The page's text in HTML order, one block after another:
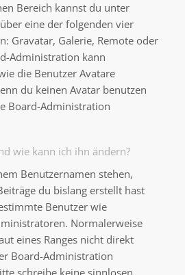
Bereich kannst du unter
eine der folgenden vier
Gravatar, Galerie, Remote oder
Administration kann
die Benutzer Avatare
du keinen Avatar benutzen
Board-Administration
wie kann ich ihn ändern?
Benutzernamen stehen,
du bislang erstellt hast
Benutzer wie
Normalerweise
eines Ranges nicht direkt
Board-Administration
schreibe keine sinnlosen